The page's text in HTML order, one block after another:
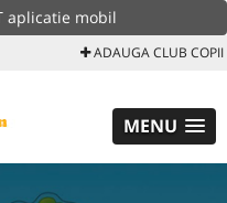
aplicatie mobil
ADAUGA CLUB COPII
MENU